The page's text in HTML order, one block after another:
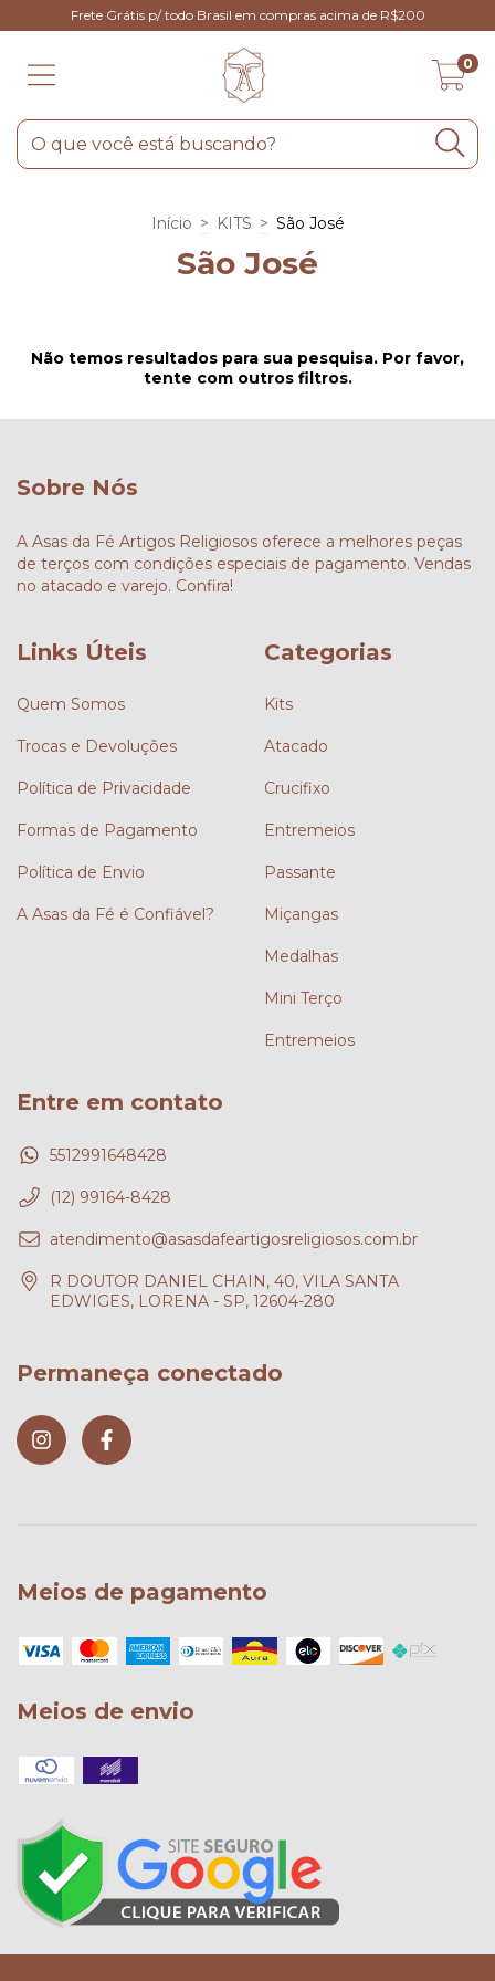
Frete Grátis p/ todo Brasil em compras acima de R$200
0
Início > KITS > São José
São José
Não temos resultados para sua pesquisa. Por favor,
tente com outros filtros.
Sobre Nós
A Asas da Fé Artigos Religiosos oferece a melhores peças
de terços com condições especiais de pagamento. Vendas
no atacado e varejo. Confira!
Links Úteis
Quem Somos
Trocas e Devoluções
Política de Privacidade
Formas de Pagamento
Política de Envio
A Asas da Fé é Confiável?
Categorias
Kits
Atacado
Crucifixo
Entremeios
Passante
Miçangas
Medalhas
Mini Terço
Entremeios
Entre em contato
5512991648428
(12) 99164-8428
atendimento@asasdafeartigosreligiosos.com.br
R DOUTOR DANIEL CHAIN, 40, VILA SANTA
EDWIGES, LORENA - SP, 12604-280
Permaneça conectado
Meios de pagamento
Meios de envio